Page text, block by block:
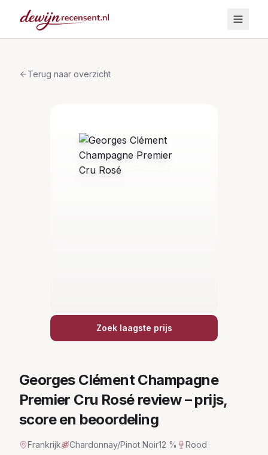
Terug naar overzicht
Zoek laagste prijs
Georges Clément Champagne
Premier Cru Roséreview – prijs,
score en beoordeling
Frankrijk Chardonnay/Pinot Noir12 % Rood